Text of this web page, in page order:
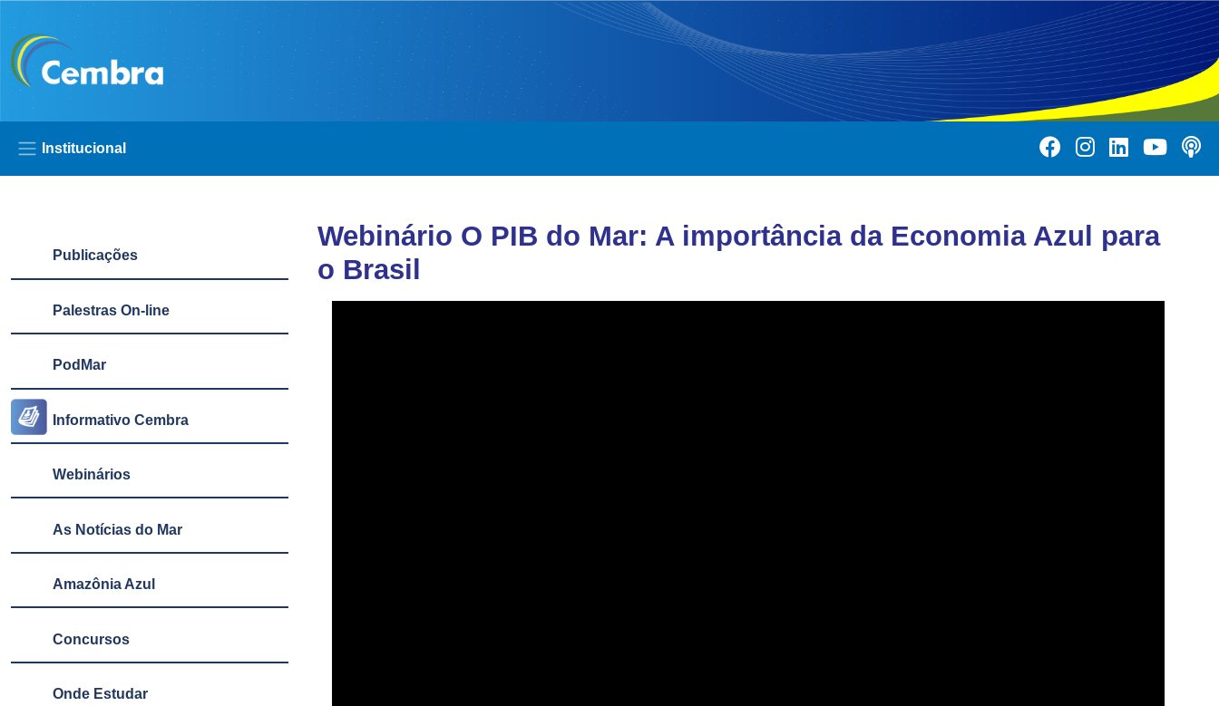
Pular para o conteúdo principal
Institucional
Publicações
Palestras On-line
PodMar
Informativo Cembra
Webinários
As Notícias do Mar
Amazônia Azul
Concursos
Onde Estudar
Webinário O PIB do Mar: A importância da Economia Azul para
o Brasil